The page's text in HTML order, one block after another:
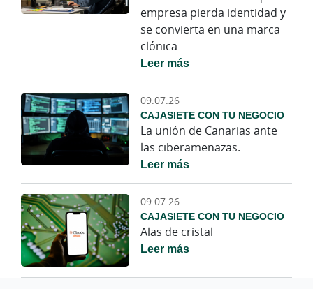
empresa pierda identidad y
se convierta en una marca
clónica
Leer más
09.07.26
CAJASIETE CON TU NEGOCIO
La unión de Canarias ante
las ciberamenazas.
Leer más
09.07.26
CAJASIETE CON TU NEGOCIO
Alas de cristal
Leer más